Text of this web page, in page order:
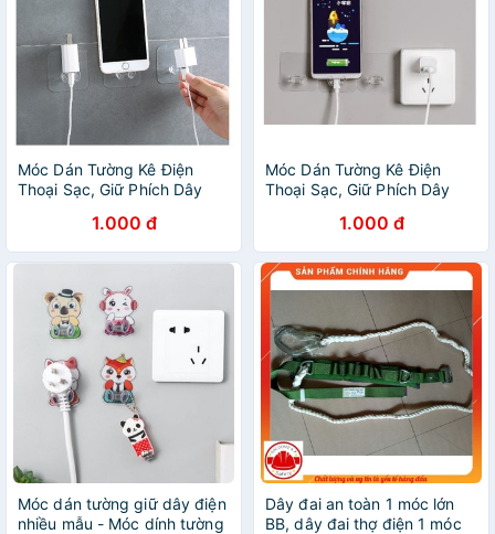
Móc Dán Tường Kê Điện
Thoại Sạc, Giữ Phích Dây
1.000 đ
Móc Dán Tường Kê Điện
Thoại Sạc, Giữ Phích Dây
1.000 đ
Móc dán tường giữ dây điện
nhiều mẫu - Móc dính tường
Dây đai an toàn 1 móc lớn
BB, dây đai thợ điện 1 móc